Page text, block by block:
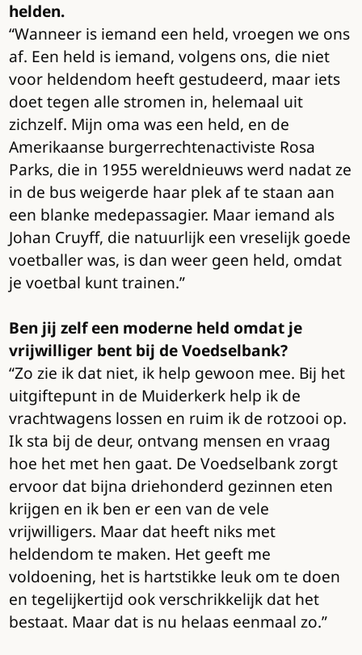
helden.
“Wanneer is iemand een held, vroegen we ons
af. Een held is iemand, volgens ons, die niet
voor heldendom heeft gestudeerd, maar iets
doet tegen alle stromen in, helemaal uit
zichzelf. Mijn oma was een held, en de
Amerikaanse burgerrechtenactiviste Rosa
Parks, die in 1955 wereldnieuws werd nadat ze
in de bus weigerde haar plek af te staan aan
een blanke medepassagier. Maar iemand als
Johan Cruyff, die natuurlijk een vreselijk goede
voetballer was, is dan weer geen held, omdat
je voetbal kunt trainen.”
Ben jij zelf een moderne held omdat je
vrijwilliger bent bij de Voedselbank?
“Zo zie ik dat niet, ik help gewoon mee. Bij het
uitgiftepunt in de Muiderkerk help ik de
vrachtwagens lossen en ruim ik de rotzooi op.
Ik sta bij de deur, ontvang mensen en vraag
hoe het met hen gaat. De Voedselbank zorgt
ervoor dat bijna driehonderd gezinnen eten
krijgen en ik ben er een van de vele
vrijwilligers. Maar dat heeft niks met
heldendom te maken. Het geeft me
voldoening, het is hartstikke leuk om te doen
en tegelijkertijd ook verschrikkelijk dat het
bestaat. Maar dat is nu helaas eenmaal zo.”